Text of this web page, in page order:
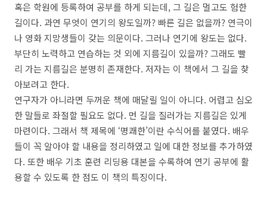
혹은 학원에 등록하여 공부를 하게 되는데,그 길은 멀고도 험한
길이다. 과연 무엇이 연기의 왕도일까? 빠른 길은 없을까? 연극이
나 영화 지망생들이 갖는 의문이다. 그러나 연기에 왕도는 없다.
부단히 노력하고 연습하는 것 외에 지름길이 있을까?그래도 빨
리 가는 지름길은 분명히 존재한다. 저자는 이 책에서 그 길을 찾
아보려고 한다.
연구자가 아니라면 두꺼운 책에 매달릴 일이 아니다. 어렵고 심오
한 말들로 좌절할 필요도 없다. 먼 길을 질러가는 지름길은 있게
마련이다. 그래서 책 제목에 ‘명쾌한’이란 수식어를 붙였다. 배우
들이 꼭 알아야 할 내용을 정리하였고 일에 대한 정보를 추가하였
다. 또한 배우 기초 훈련 리딩용 대본을 수록하여 연기 공부에 활
용할 수 있도록 한 점도 이 책의 특징이다.